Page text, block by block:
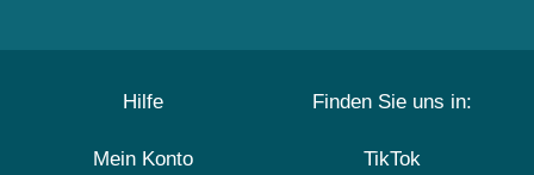
Hilfe
Mein Konto
Finden Sie uns in:
TikTok